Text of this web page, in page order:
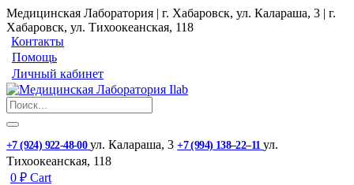
Медицинская Лаборатория | г. Хабаровск, ул. Калараша, 3 | г.
Хабаровск, ул. ​Тихоокеанская, 118
Контакты
Помощь
Личный кабинет
+7 (924) 922-48-00 ул. ​Калараша, 3 +7 (994) 138‒22‒11 ул. ​
Тихоокеанская, 118
0 ₽ Cart